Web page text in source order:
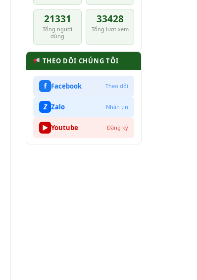
21331
Tổng người
dùng
33428
Tổng lượt xem
THEO DÕI CHÚNG TÔI
f Facebook Theo dõi
Z Zalo Nhắn tin
▶ Youtube Đăng ký